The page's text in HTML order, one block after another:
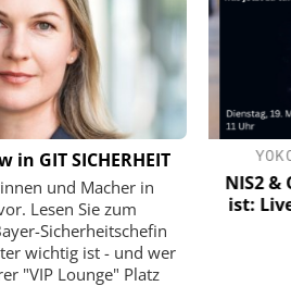
in GIT SICHERHEIT
und Macher in
Lesen Sie zum
Sicherheitschefin
wichtig ist - und wer
"VIP Lounge" Platz
SCHULTE GMBH
CES macht
zur
NIS2 &
ist: